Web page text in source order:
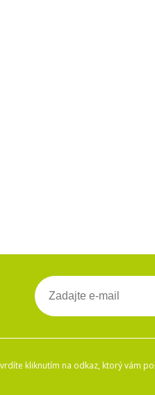
kliknutím na odkaz, ktorý vám